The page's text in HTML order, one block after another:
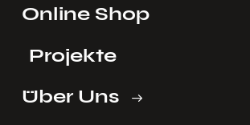
Online Shop
Projekte
Über Uns